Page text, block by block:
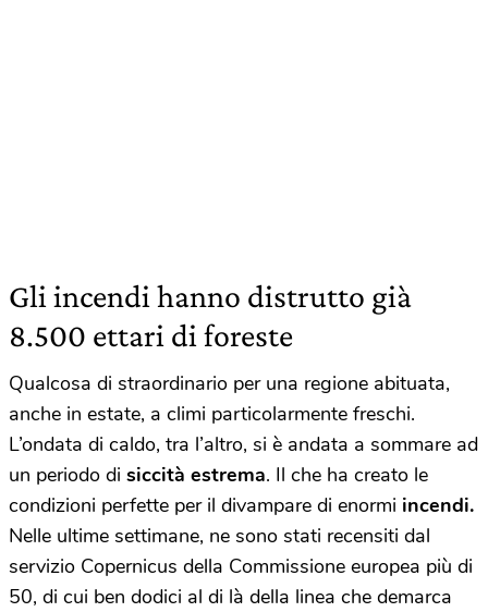
Gli incendi hanno distrutto già
8.500 ettari di foreste
Qualcosa di straordinario per una regione abituata,
anche in estate, a climi particolarmente freschi.
L’ondata di caldo, tra l’altro, si è andata a sommare ad
un periodo di siccità estrema. Il che ha creato le
condizioni perfette per il divampare di enormi incendi.
Nelle ultime settimane, ne sono stati recensiti dal
servizio Copernicus della Commissione europea più di
50, di cui ben dodici al di là della linea che demarca